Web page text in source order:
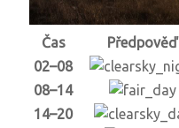
Čas Předpověď
02–08
08–14
14–20